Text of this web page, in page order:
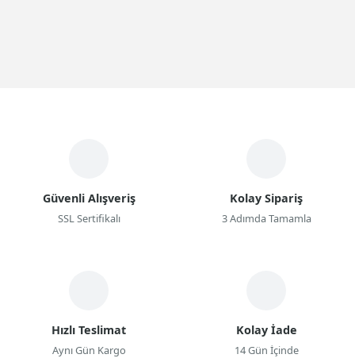
Güvenli Alışveriş
SSL Sertifikalı
Kolay Sipariş
3 Adımda Tamamla
Hızlı Teslimat
Aynı Gün Kargo
Kolay İade
14 Gün İçinde